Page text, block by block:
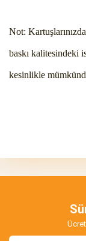
Not:
baskı kalitesindeki
kesinlikle
Ürün
Ürün fiyatı